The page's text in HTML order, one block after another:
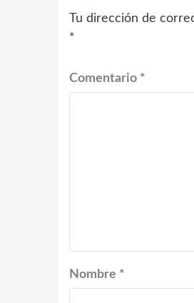
Tu dirección de
*
Comentario *
Nombre *